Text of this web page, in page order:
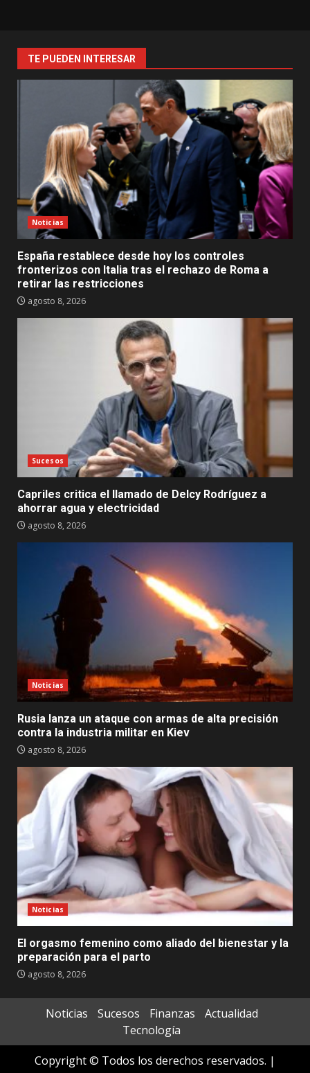
TE PUEDEN INTERESAR
Noticias
España restablece desde hoy los controles
fronterizos con Italia tras el rechazo de Roma a
retirar las restricciones
agosto 8, 2026
Sucesos
Capriles critica el llamado de Delcy Rodríguez a
ahorrar agua y electricidad
agosto 8, 2026
Noticias
Rusia lanza un ataque con armas de alta precisión
contra la industria militar en Kiev
agosto 8, 2026
Noticias
El orgasmo femenino como aliado del bienestar y la
preparación para el parto
agosto 8, 2026
Noticias Sucesos Finanzas
Actualidad
Tecnología
Copyright © Todos los derechos reservados. |